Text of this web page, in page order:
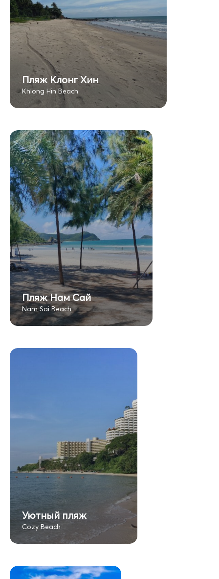
Пляж Клонг Хин
Khlong Hin Beach
Пляж Нам Сай
Nam Sai Beach
Уютный пляж
Cozy Beach